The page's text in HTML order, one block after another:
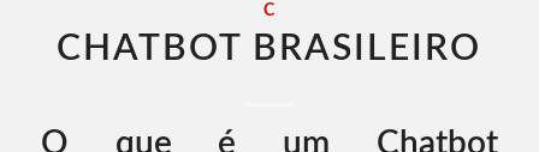
C
CHATBOT BRASILEIRO​
O que é um Chatbot